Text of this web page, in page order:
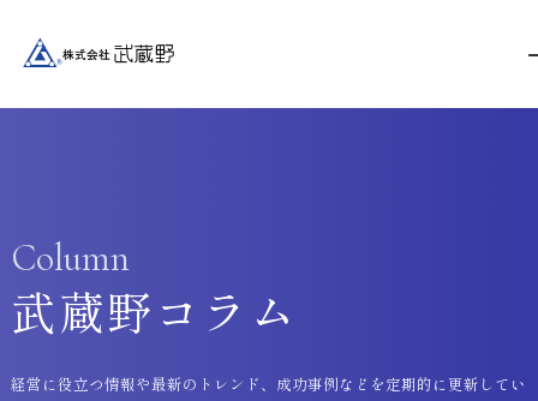
Column
武蔵野コラム
経営に役立つ情報や最新のトレンド、成功事例などを定期的に更新してい